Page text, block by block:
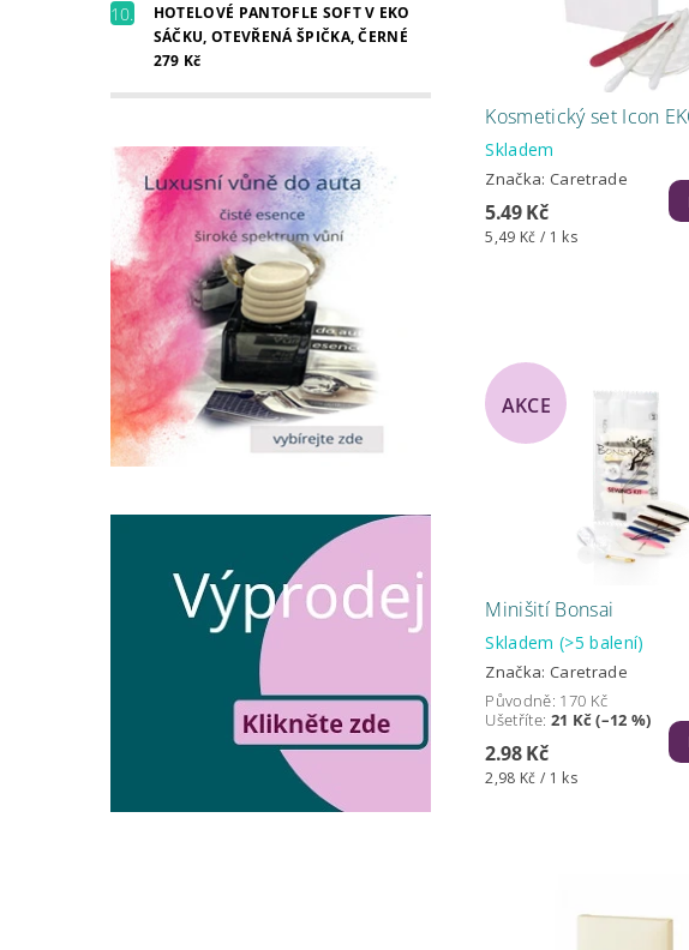
HOTELOVÉ PANTOFLE SOFT V EKO
SÁČKU, OTEVŘENÁ ŠPIČKA, ČERNÉ
279 Kč
Kosmetický set Icon
Skladem
Značka: Caretrade
5.49 Kč
5,49 Kč / 1 ks
AKCE
Minišití Bonsai
Skladem (>5 balení)
Značka: Caretrade
Původně: 170 Kč
Ušetříte: 21 Kč (–12 %)
2.98 Kč
2,98 Kč / 1 ks